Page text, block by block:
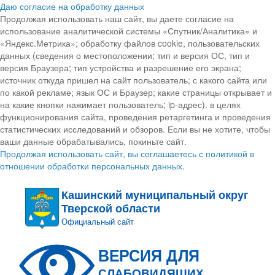
Даю согласие на обработку данных
Продолжая использовать наш сайт, вы даете согласие на
использование аналитической системы «Спутник/Аналитика» и
«Яндекс.Метрика»; обработку файлов cookie, пользовательских
данных (сведения о местоположении; тип и версия ОС, тип и
версия Браузера; тип устройства и разрешение его экрана;
источник откуда пришел на сайт пользователь; с какого сайта или
по какой рекламе; язык ОС и Браузер; какие страницы открывает и
на какие кнопки нажимает пользователь; ip-адрес). в целях
функционирования сайта, проведения ретаргетинга и проведения
статистических исследований и обзоров. Если вы не хотите, чтобы
ваши данные обрабатывались, покиньте сайт.
Продолжая использовать сайт, вы соглашаетесь с политикой в
отношении обработки персональных данных.